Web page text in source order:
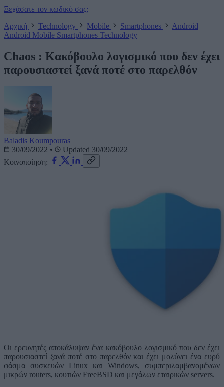
Ξεχάσατε τον κωδικό σας;
Αρχική
Technology Mobile Smartphones
Android
Android Mobile Smartphones Technology
Chaos : Kακόβουλο λογισμικό που δεν έχει
παρουσιαστεί ξανά ποτέ στο παρελθόν
Baladis Koumpouras
30/09/2022 •
Updated 30/09/2022
Κοινοποίηση:
Οι ερευνητές αποκάλυψαν ένα κακόβουλο λογισμικό που δεν έχει
παρουσιαστεί ξανά ποτέ στο παρελθόν και έχει μολύνει ένα ευρύ
φάσμα συσκευών Linux και Windows, συμπεριλαμβανομένων
μικρών routers, κουτιών FreeBSD και μεγάλων εταιρικών servers.